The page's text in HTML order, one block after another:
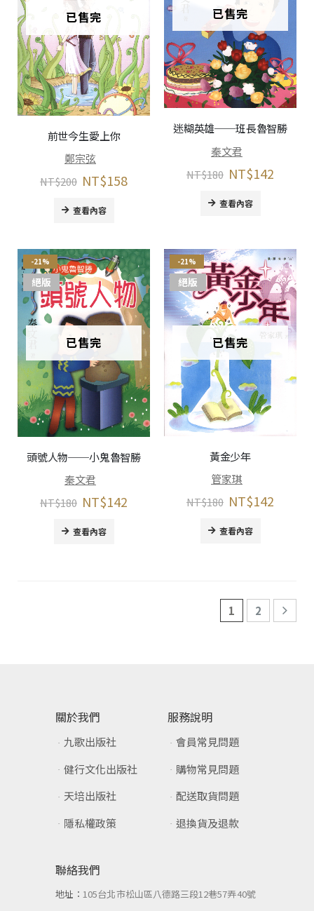
已售完
前世今生愛上你
鄭宗弦
NT$200 NT$158
查看內容
已售完
迷糊英雄──班長魯智勝
秦文君
NT$180 NT$142
查看內容
-21%
已售完
絕版
頭號人物──小鬼魯智勝
秦文君
NT$180 NT$142
查看內容
-21%
已售完
絕版
黃金少年
管家琪
NT$180 NT$142
查看內容
1 2
關於我們
九歌出版社
健行文化出版社
天培出版社
隱私權政策
服務說明
會員常見問題
購物常見問題
配送取貨問題
退換貨及退款
聯絡我們
地址：105台北市松山區八德路三段12巷57弄40號